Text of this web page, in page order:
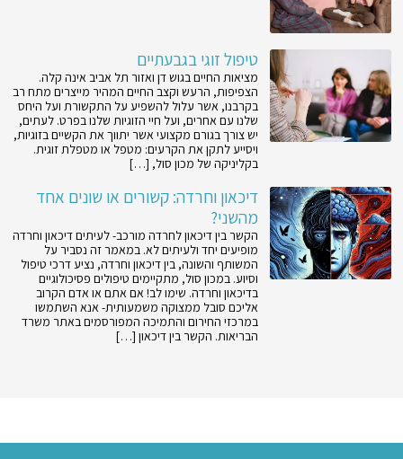
טיפול זוגי בגבעתיים
מציאות החיים בגוש דן ואזור תל אביב אינה קלה.
הצפיפות, הרעש וקצב החיים המהיר מייצרים מתח רב
בקרבנו, אשר עלול להשפיע על התקשורת ועל היחס
שלנו עם אחרים, ועל חיי הזוגיות שלנו בפרט. לעתים,
יש צורך בגורם מקצועי אשר יתווך את הקשיים בזוגיות,
ויסייע לתקן את הקרעים: מטפל או מטפלת זוגית.
בקליניקה של מכון סול, […]
דיכאון וחרדה: קשורים או שונים אחד
מהשני?
הקשר בין דיכאון לחרדה מורכב- לעיתים דיכאון וחרדה
מופיעים יחד ולעיתים לא. במאמר זה נסביר על
המשותף והשונה, בין דיכאון וחרדה, נציע דרכי טיפול
וסיוע. במכון סול, מתקיימים טיפולים פסיכולוגיים
בדיכאון וחרדה. שימו לב! אם אתם או אדם הקרוב
אליכם סובל ממצוקה משמעותית- אנא השתמשו
במרכזי החירום והתמיכה המפורסמים באתר משרד
הבריאות. הקשר בין דיכאון […]